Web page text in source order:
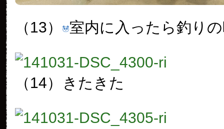
（13） 室内に入ったら釣り
（14） きたきた